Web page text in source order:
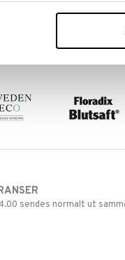
sendes normalt ut